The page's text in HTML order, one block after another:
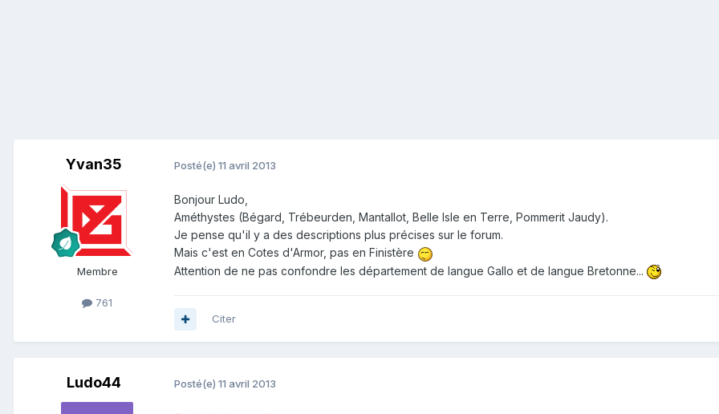
Yvan35
Membre
761
Posté(e) 11 avril 2013
Bonjour Ludo,
Améthystes (Bégard, Trébeurden, Mantallot, Belle Isle en Terre, Pommerit Jaudy).
Je pense qu'il y a des descriptions plus précises sur le forum.
Mais c'est en Cotes d'Armor, pas en Finistère
Attention de ne pas confondre les département de langue Gallo et de langue Bretonne...
Citer
Ludo44 Posté(e) 11 avril 2013